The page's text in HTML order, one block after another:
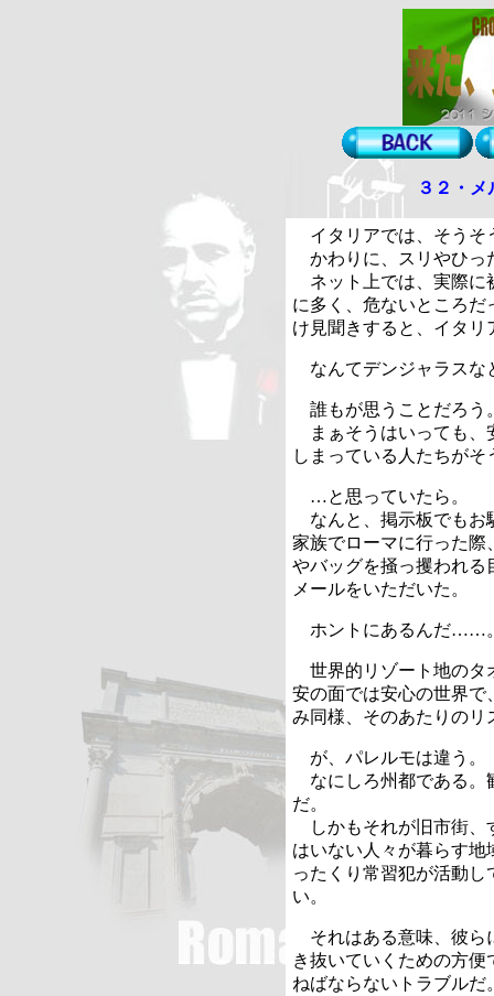
３２・
イタリアでは、そうそ
かわりに、スリやひっ
ネット上では、実際に
に多く、危ないところ
け見聞きすると、イタ
なんてデンジャラスな
誰もが思うことだろう
まぁそうはいっても、
しまっている人たちが
…と思っていたら。
なんと、掲示板でもお
家族でローマに行った際
やバッグを掻っ攫われる
メールをいただいた。
ホントにあるんだ……
世界的リゾート地のタ
安の面では安心の世界で
み同様、そのあたりのリ
が、パレルモは違う。
なにしろ州都である。
だ。
しかもそれが旧市街、
はいない人々が暮らす
ったくり常習犯が活動
い。
それはある意味、彼ら
き抜いていくための方
ねばならないトラブルだ